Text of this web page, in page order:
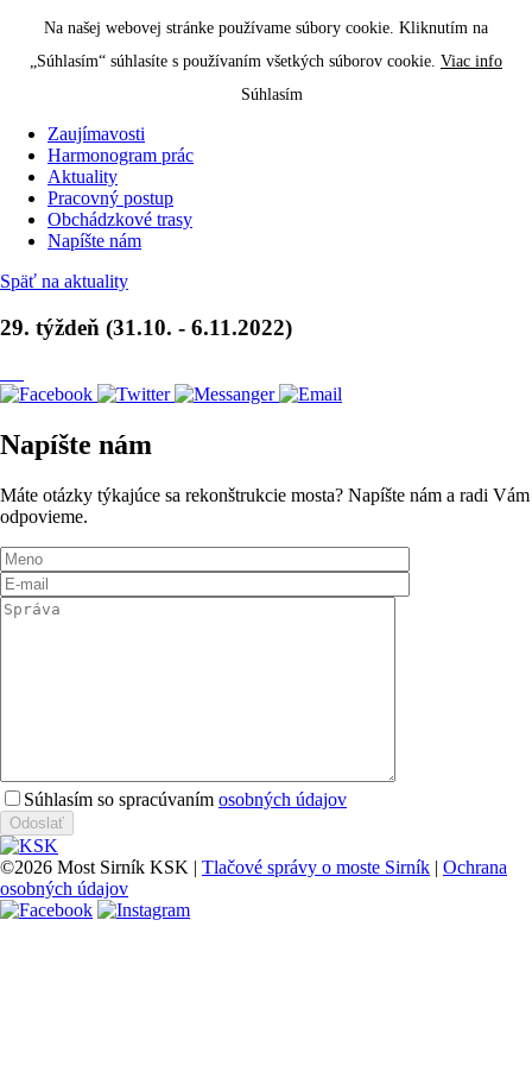
Most Sirník
Zaujímavosti
Harmonogram prác
Aktuality
Pracovný postup
Obchádzkové trasy
Napíšte nám
Späť na aktuality
29. týždeň (31.10. - 6.11.2022)
Napíšte nám
Máte otázky týkajúce sa rekonštrukcie mosta? Napíšte nám a radi Vám
odpovieme.
Súhlasím so spracúvaním osobných údajov
©2026 Most Sirník KSK | Tlačové správy o moste Sirník | Ochrana
osobných údajov
Na našej webovej stránke používame súbory cookie. Kliknutím na
„Súhlasím“ súhlasíte s používaním všetkých súborov cookie. Viac info
Súhlasím